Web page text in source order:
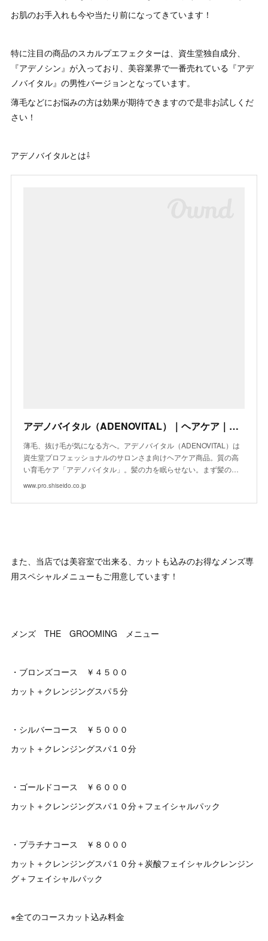
お肌のお手入れも今や当たり前になってきています！
特に注目の商品のスカルプエフェクターは、資生堂独自成分、
『アデノシン』が入っており、美容業界で一番売れている『アデ
ノバイタル』の男性バージョンとなっています。
薄毛などにお悩みの方は効果が期待できますので是非お試しくだ
さい！
アデノバイタルとは⇩
アデノバイタル（ADENOVITAL）｜ヘアケア｜資生堂プロフェッショナル
薄毛、抜け毛が気になる方へ。アデノバイタル（ADENOVITAL）は
資生堂プロフェッショナルのサロンさま向けヘアケア商品。質の高
い育毛ケア「アデノバイタル」。髪の力を眠らせない。まず髪の…
www.pro.shiseido.co.jp
また、当店では美容室で出来る、カットも込みのお得なメンズ専
用スペシャルメニューもご用意しています！
メンズ THE GROOMING メニュー
・ブロンズコース ￥４５００
カット＋クレンジングスパ５分
・シルバーコース ￥５０００
カット＋クレンジングスパ１０分
・ゴールドコース ￥６０００
カット＋クレンジングスパ１０分＋フェイシャルパック
・プラチナコース ￥８０００
カット＋クレンジングスパ１０分＋炭酸フェイシャルクレンジン
グ＋フェイシャルパック
※全てのコースカット込み料金